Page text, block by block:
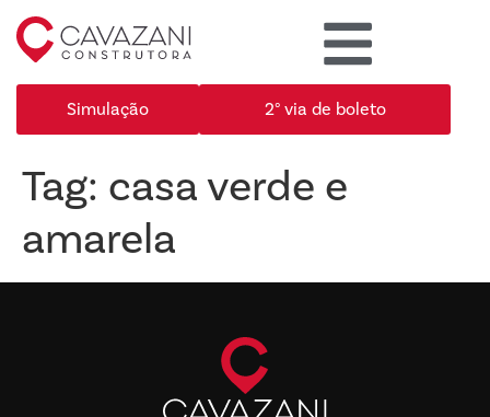
Simulação 2° via de boleto
Tag: casa verde e
amarela